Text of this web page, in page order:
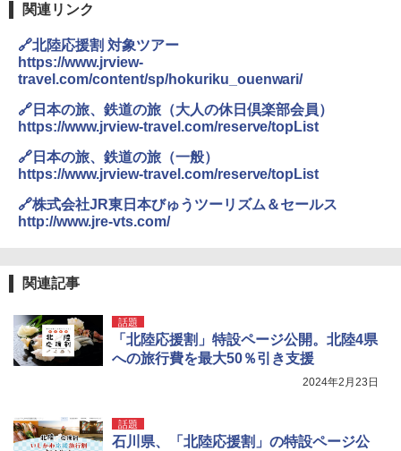
関連リンク
🔗北陸応援割 対象ツアー
https://www.jrview-
travel.com/content/sp/hokuriku_ouenwari/
🔗日本の旅、鉄道の旅（大人の休日倶楽部会員）
https://www.jrview-travel.com/reserve/topList
🔗日本の旅、鉄道の旅（一般）
https://www.jrview-travel.com/reserve/topList
🔗株式会社JR東日本びゅうツーリズム＆セールス
http://www.jre-vts.com/
関連記事
話題
「北陸応援割」特設ページ公開。北陸4県
への旅行費を最大50％引き支援
2024年2月23日
話題
石川県、「北陸応援割」の特設ページ公